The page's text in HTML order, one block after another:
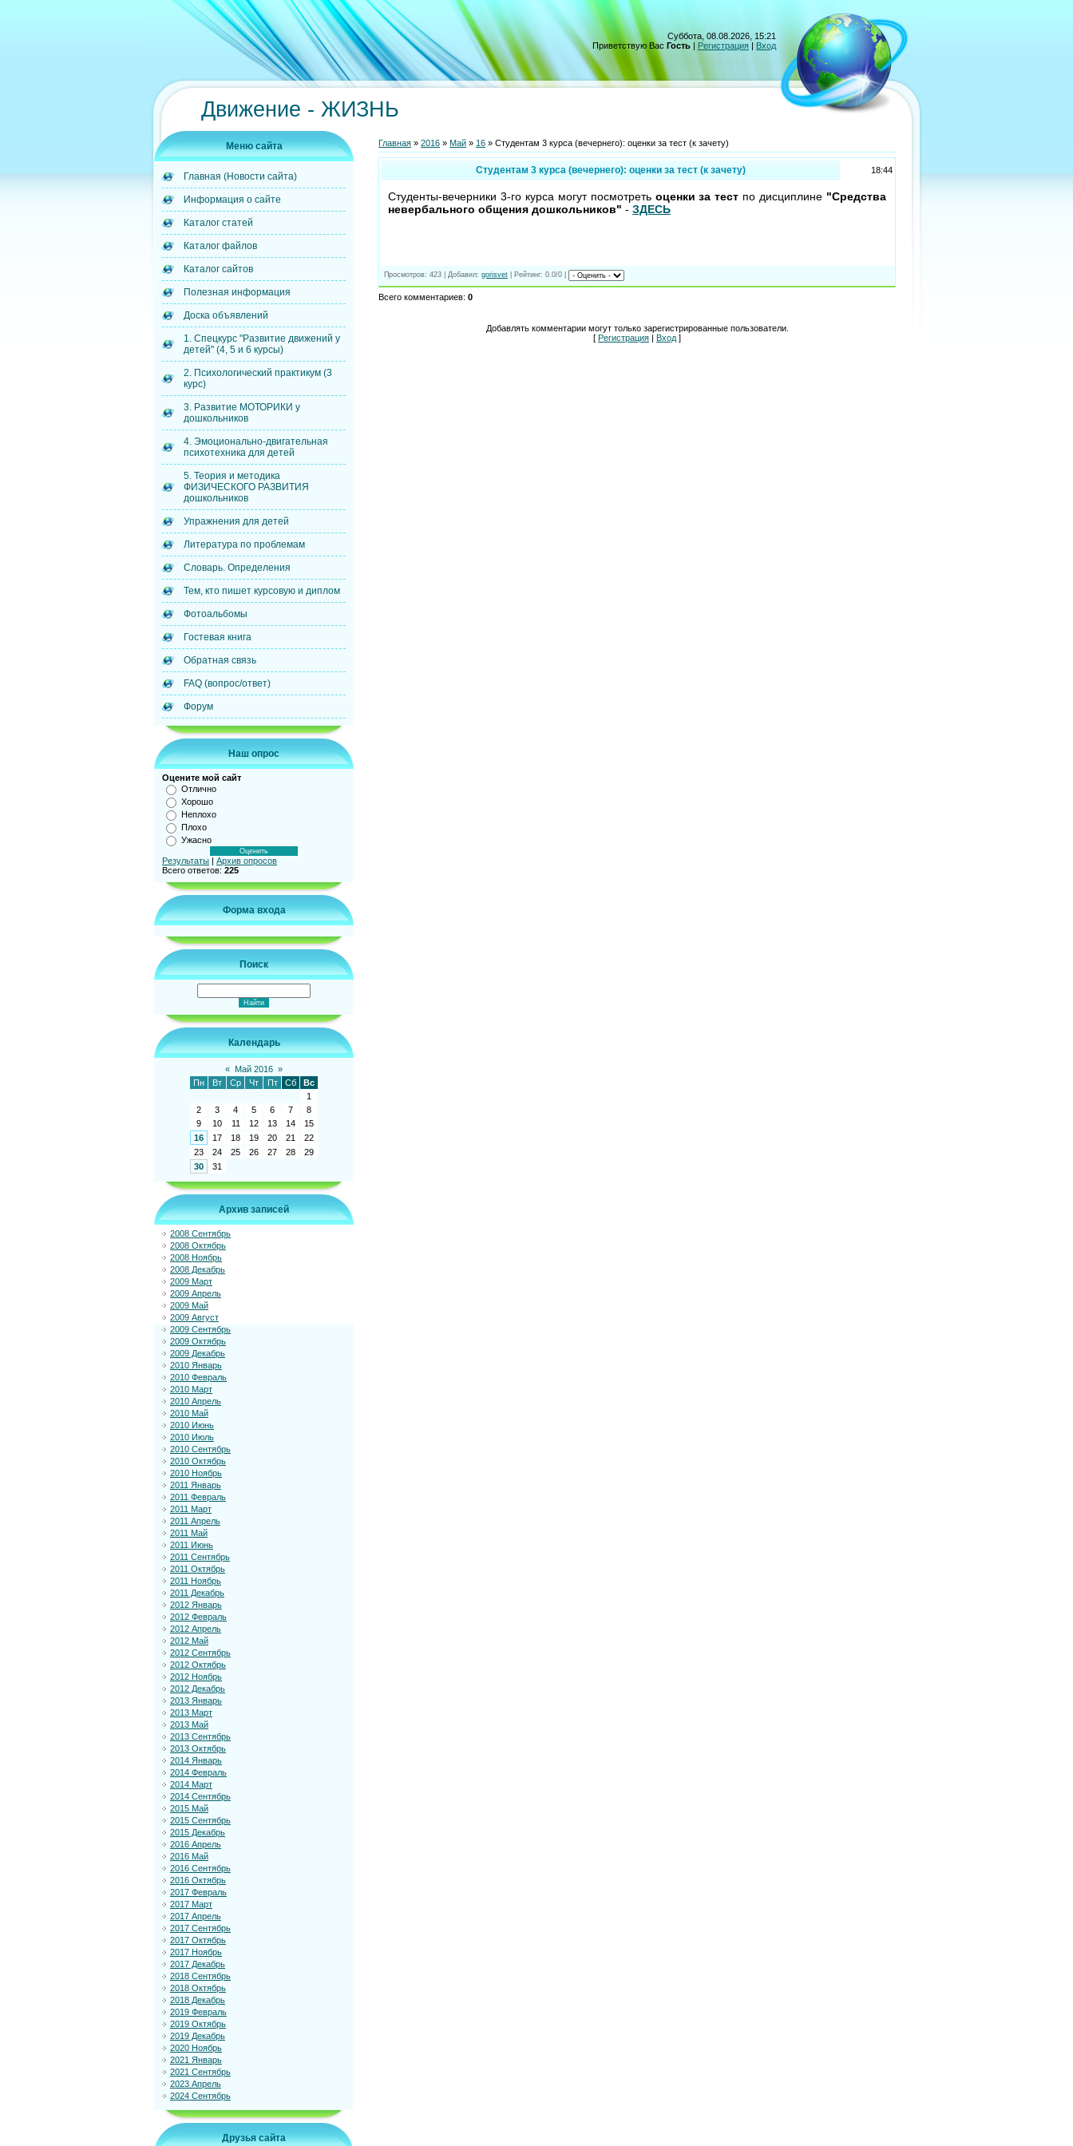
Суббота, 08.08.2026, 15:21
Приветствую Вас Гость | Регистрация | Вход
Движение - ЖИЗНЬ
Меню сайта
Главная (Новости сайта)
Информация о сайте
Каталог статей
Каталог файлов
Каталог сайтов
Полезная информация
Доска объявлений
1. Спецкурс "Развитие движений у
детей" (4, 5 и 6 курсы)
2. Психологический практикум (3
курс)
3. Развитие МОТОРИКИ у
дошкольников
4. Эмоционально-двигательная
психотехника для детей
5. Теория и методика
ФИЗИЧЕСКОГО РАЗВИТИЯ
дошкольников
Упражнения для детей
Литература по проблемам
Словарь. Определения
Тем, кто пишет курсовую и диплом
Фотоальбомы
Гостевая книга
Обратная связь
FAQ (вопрос/ответ)
Форум
Наш опрос
Оцените мой сайт
Отлично
Хорошо
Неплохо
Плохо
Ужасно
Результаты | Архив опросов
Всего ответов: 225
Форма входа
Поиск
Календарь
« Май 2016 »
Пн
Вт Ср Чт Пт Сб
Вс
1
2
3 4 5 6 7
8
9
10 11 12 13 14
15
16
17 18 19 20 21
22
23
24 25 26 27 28
29
30
31
Архив записей
2008 Сентябрь
2008 Октябрь
2008 Ноябрь
2008 Декабрь
2009 Март
2009 Апрель
2009 Май
2009 Август
2009 Сентябрь
2009 Октябрь
2009 Декабрь
2010 Январь
2010 Февраль
2010 Март
2010 Апрель
2010 Май
2010 Июнь
2010 Июль
2010 Сентябрь
2010 Октябрь
2010 Ноябрь
2011 Январь
2011 Февраль
2011 Март
2011 Апрель
2011 Май
2011 Июнь
2011 Сентябрь
2011 Октябрь
2011 Ноябрь
2011 Декабрь
2012 Январь
2012 Февраль
2012 Апрель
2012 Май
2012 Сентябрь
2012 Октябрь
2012 Ноябрь
2012 Декабрь
2013 Январь
2013 Март
2013 Май
2013 Сентябрь
2013 Октябрь
2014 Январь
2014 Февраль
2014 Март
2014 Сентябрь
2015 Май
2015 Сентябрь
2015 Декабрь
2016 Апрель
2016 Май
2016 Сентябрь
2016 Октябрь
2017 Февраль
2017 Март
2017 Апрель
2017 Сентябрь
2017 Октябрь
2017 Ноябрь
2017 Декабрь
2018 Сентябрь
2018 Октябрь
2018 Декабрь
2019 Февраль
2019 Октябрь
2019 Декабрь
2020 Ноябрь
2021 Январь
2021 Сентябрь
2023 Апрель
2024 Сентябрь
Друзья сайта
Главная » 2016 » Май » 16 » Студентам 3 курса (вечернего): оценки за тест (к зачету)
Студентам 3 курса (вечернего): оценки за тест (к зачету) 18:44
Студенты-вечерники 3-го курса могут посмотреть оценки за тест по дисциплине "Средства
невербального общения дошкольников" - ЗДЕСЬ
Просмотров: 423 | Добавил: gorisvet Рейтинг: 0.0/0 |
Всего комментариев: 0
Добавлять комментарии могут только зарегистрированные пользователи.
[ Регистрация | Вход ]